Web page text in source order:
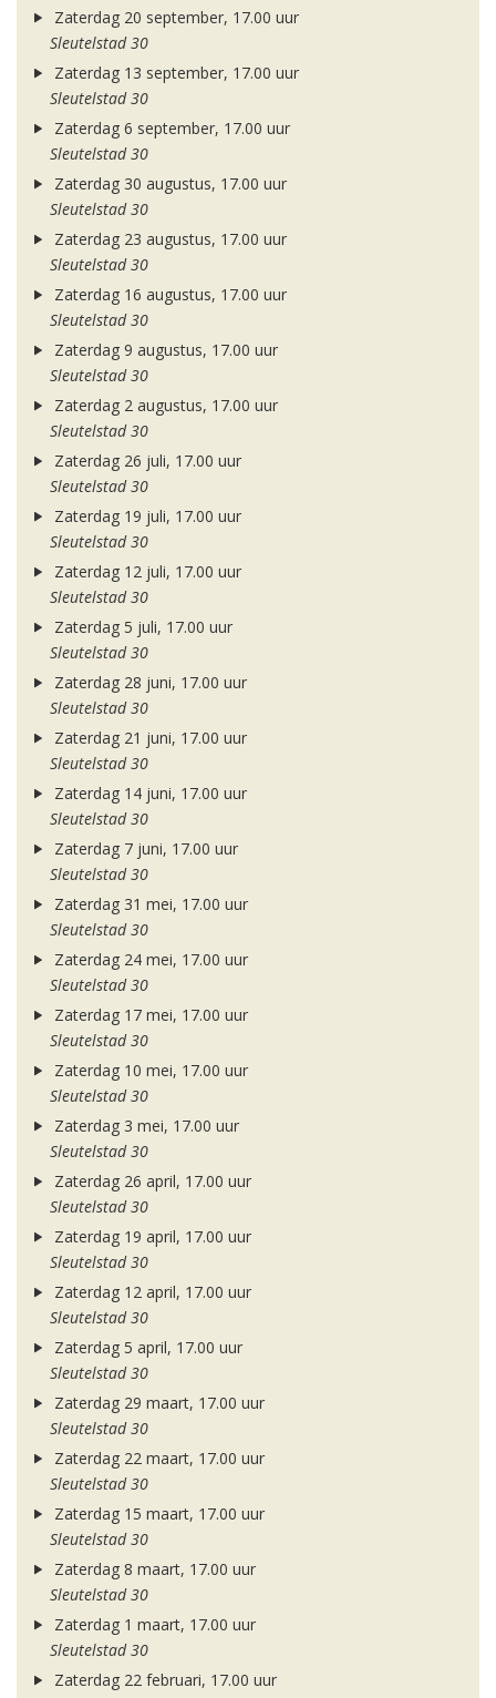
Zaterdag 20 september, 17.00 uur
Sleutelstad 30
Zaterdag 13 september, 17.00 uur
Sleutelstad 30
Zaterdag 6 september, 17.00 uur
Sleutelstad 30
Zaterdag 30 augustus, 17.00 uur
Sleutelstad 30
Zaterdag 23 augustus, 17.00 uur
Sleutelstad 30
Zaterdag 16 augustus, 17.00 uur
Sleutelstad 30
Zaterdag 9 augustus, 17.00 uur
Sleutelstad 30
Zaterdag 2 augustus, 17.00 uur
Sleutelstad 30
Zaterdag 26 juli, 17.00 uur
Sleutelstad 30
Zaterdag 19 juli, 17.00 uur
Sleutelstad 30
Zaterdag 12 juli, 17.00 uur
Sleutelstad 30
Zaterdag 5 juli, 17.00 uur
Sleutelstad 30
Zaterdag 28 juni, 17.00 uur
Sleutelstad 30
Zaterdag 21 juni, 17.00 uur
Sleutelstad 30
Zaterdag 14 juni, 17.00 uur
Sleutelstad 30
Zaterdag 7 juni, 17.00 uur
Sleutelstad 30
Zaterdag 31 mei, 17.00 uur
Sleutelstad 30
Zaterdag 24 mei, 17.00 uur
Sleutelstad 30
Zaterdag 17 mei, 17.00 uur
Sleutelstad 30
Zaterdag 10 mei, 17.00 uur
Sleutelstad 30
Zaterdag 3 mei, 17.00 uur
Sleutelstad 30
Zaterdag 26 april, 17.00 uur
Sleutelstad 30
Zaterdag 19 april, 17.00 uur
Sleutelstad 30
Zaterdag 12 april, 17.00 uur
Sleutelstad 30
Zaterdag 5 april, 17.00 uur
Sleutelstad 30
Zaterdag 29 maart, 17.00 uur
Sleutelstad 30
Zaterdag 22 maart, 17.00 uur
Sleutelstad 30
Zaterdag 15 maart, 17.00 uur
Sleutelstad 30
Zaterdag 8 maart, 17.00 uur
Sleutelstad 30
Zaterdag 1 maart, 17.00 uur
Sleutelstad 30
Zaterdag 22 februari, 17.00 uur